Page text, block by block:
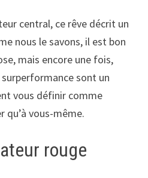
central, ce rêve décrit un
nous le savons, il est bon
mais encore une fois,
sont un
vous définir comme
qu’à vous-même.
rouge